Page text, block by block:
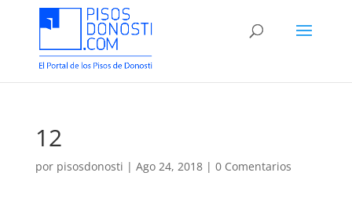
12
por pisosdonosti | Ago 24, 2018| 0 Comentarios